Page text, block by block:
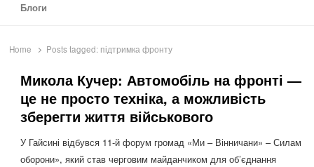
Блоги
Home Posts tagged: підтримка фронту
Микола Кучер: Автомобіль на фронті —
це не просто техніка, а можливість
зберегти життя військового
У Гайсині відбувся 11-й форум громад «Ми – Вінничани» – Силам
оборони», який став черговим майданчиком для об’єднання